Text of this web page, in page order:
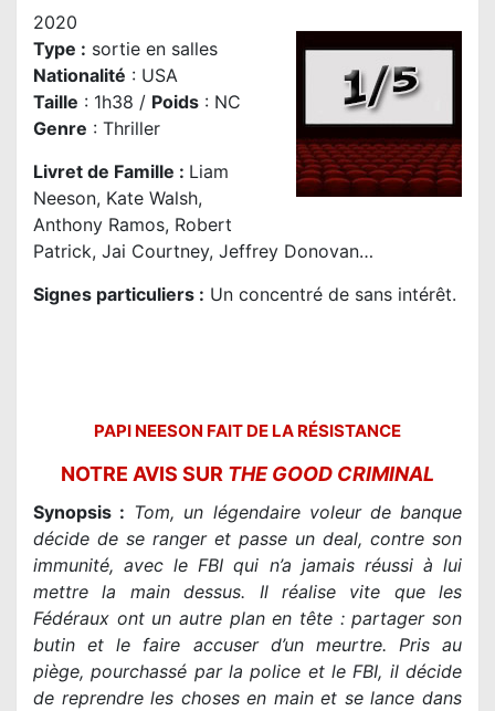
2020
Type : sortie en salles
Nationalité : USA
Taille : 1h38 / Poids : NC
Genre : Thriller
Livret de Famille : Liam
Neeson, Kate Walsh,
Anthony Ramos, Robert
Patrick, Jai Courtney, Jeffrey Donovan…
Signes particuliers : Un concentré de sans intérêt.
PAPI NEESON FAIT DE LA RÉSISTANCE
NOTRE AVIS SUR THE GOOD CRIMINAL
Synopsis : Tom, un légendaire voleur de banque
décide de se ranger et passe un deal, contre son
immunité, avec le FBI qui n’a jamais réussi à lui
mettre la main dessus. Il réalise vite que les
Fédéraux ont un autre plan en tête : partager son
butin et le faire accuser d’un meurtre. Pris au
piège, pourchassé par la police et le FBI, il décide
de reprendre les choses en main et se lance dans